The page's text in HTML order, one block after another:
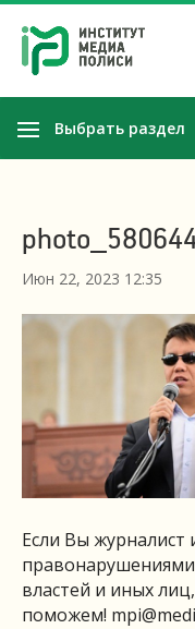
Выбрать раздел
Июн 22, 2023 12:35
Если Вы журналист
властей и иных
поможем!